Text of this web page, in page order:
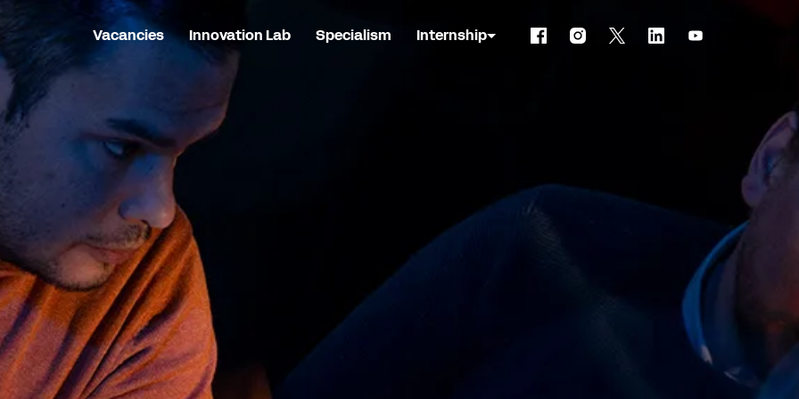
Vacancies Innovation Lab Specialism Internship